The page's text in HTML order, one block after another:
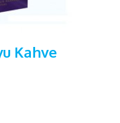
Kahve